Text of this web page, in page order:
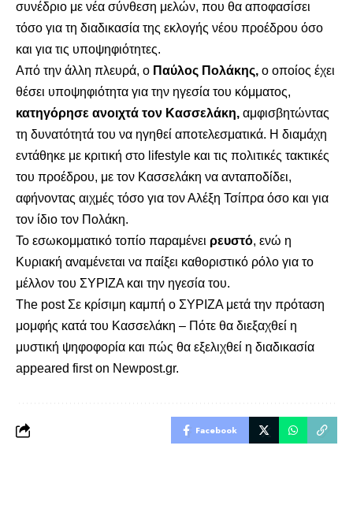
συνέδριο με νέα σύνθεση μελών, που θα αποφασίσει
τόσο για τη διαδικασία της εκλογής νέου προέδρου όσο
και για τις υποψηφιότητες.
Από την άλλη πλευρά, ο Παύλος Πολάκης, ο οποίος έχει
θέσει υποψηφιότητα για την ηγεσία του κόμματος,
κατηγόρησε ανοιχτά τον Κασσελάκη, αμφισβητώντας
τη δυνατότητά του να ηγηθεί αποτελεσματικά. Η διαμάχη
εντάθηκε με κριτική στο lifestyle και τις πολιτικές τακτικές
του προέδρου, με τον Κασσελάκη να ανταποδίδει,
αφήνοντας αιχμές τόσο για τον Αλέξη Τσίπρα όσο και για
τον ίδιο τον Πολάκη.
Το εσωκομματικό τοπίο παραμένει ρευστό, ενώ η
Κυριακή αναμένεται να παίξει καθοριστικό ρόλο για το
μέλλον του ΣΥΡΙΖΑ και την ηγεσία του.
The post Σε κρίσιμη καμπή ο ΣΥΡΙΖΑ μετά την πρόταση
μομφής κατά του Κασσελάκη – Πότε θα διεξαχθεί η
μυστική ψηφοφορία και πώς θα εξελιχθεί η διαδικασία
appeared first on Newpost.gr.
Facebook